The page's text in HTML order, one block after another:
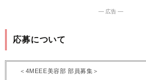
― 広告 ―
応募について
＜4MEEE美容部 部員募集＞